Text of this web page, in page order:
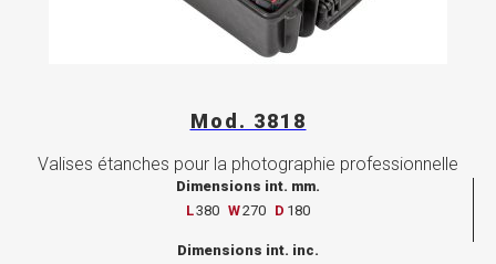
Mod. 3818
Valises étanches pour la photographie professionnelle
Dimensions int. mm.
L380 W270 D 180
Dimensions int. inc.